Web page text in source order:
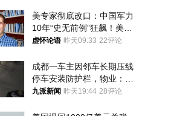
美专家彻底改口：中国军力
10年“史无前例”狂飙！美军
真慌了
虚怀论语 昨天09:33 22评论
成都一车主因邻车长期压线
停车安装防护栏，物业：不
建议装护栏，也会影响自身
九派新闻 昨天19:44 28评论